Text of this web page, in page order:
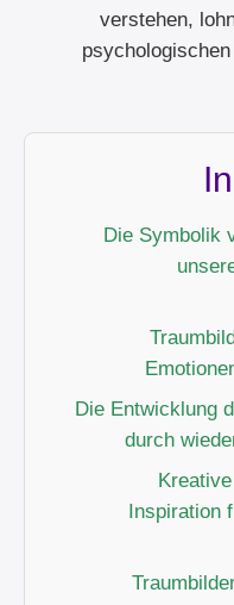
verstehen,
Die Symbolik
Die Entwicklung
durch
Inspiration